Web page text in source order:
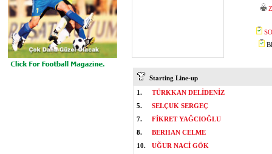
Starting Line-up
1.
TÜRKKAN DELİDENİZ
5.
SELÇUK SERGEÇ
7.
FİKRET YAĞCIOĞLU
8.
BERHAN CELME
10.
UĞUR NACİ GÖK